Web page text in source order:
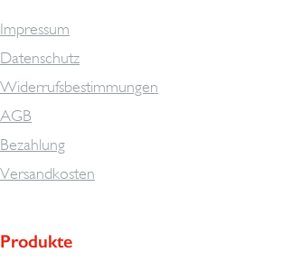
Impressum
Datenschutz
Widerrufsbestimmungen
AGB
Bezahlung
Versandkosten
Produkte